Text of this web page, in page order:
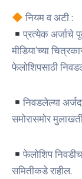
नियम व अटी :
प्रत्येक अर्जाचे
मीडिया’च्या
फेलोशिपसाठी
निवडलेल्या
समोरासमोर
फेलोशिप
समितीकडे राहील.